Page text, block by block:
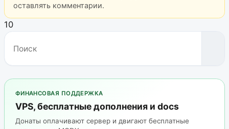
оставлять комментарии.
10
ФИНАНСОВАЯ ПОДДЕРЖКА
VPS, бесплатные дополнения и docs
Донаты оплачивают сервер и двигают бесплатные